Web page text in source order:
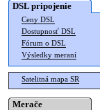
DSL pripojenie
Ceny DSL
Dostupnosť DSL
Fórum o DSL
Výsledky meraní
Satelitná mapa SR
Merače